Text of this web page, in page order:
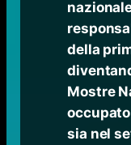
della
Mostre
sia nel